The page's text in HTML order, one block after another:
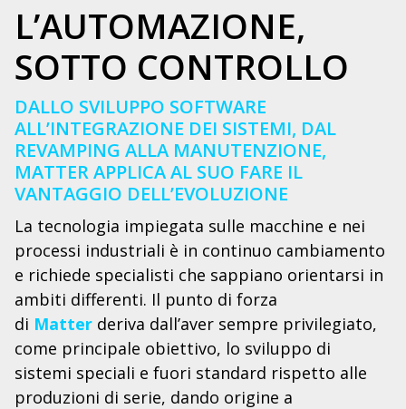
L’AUTOMAZIONE,
SOTTO CONTROLLO
DALLO SVILUPPO SOFTWARE
ALL’INTEGRAZIONE DEI SISTEMI, DAL
REVAMPING ALLA MANUTENZIONE,
MATTER APPLICA AL SUO FARE IL
VANTAGGIO DELL’EVOLUZIONE
La tecnologia impiegata sulle macchine e nei
processi industriali è in continuo cambiamento
e richiede specialisti che sappiano orientarsi in
ambiti differenti. Il punto di forza
di Matter deriva dall’aver sempre privilegiato,
come principale obiettivo, lo sviluppo di
sistemi speciali e fuori standard rispetto alle
produzioni di serie, dando origine a